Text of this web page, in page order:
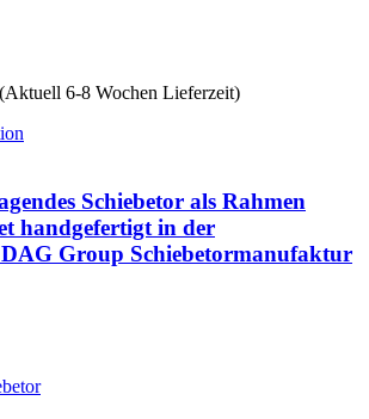
(Aktuell 6-8 Wochen Lieferzeit)
Schiebetor als Rahmen
handgefertigt in der
Group Schiebetormanufaktur